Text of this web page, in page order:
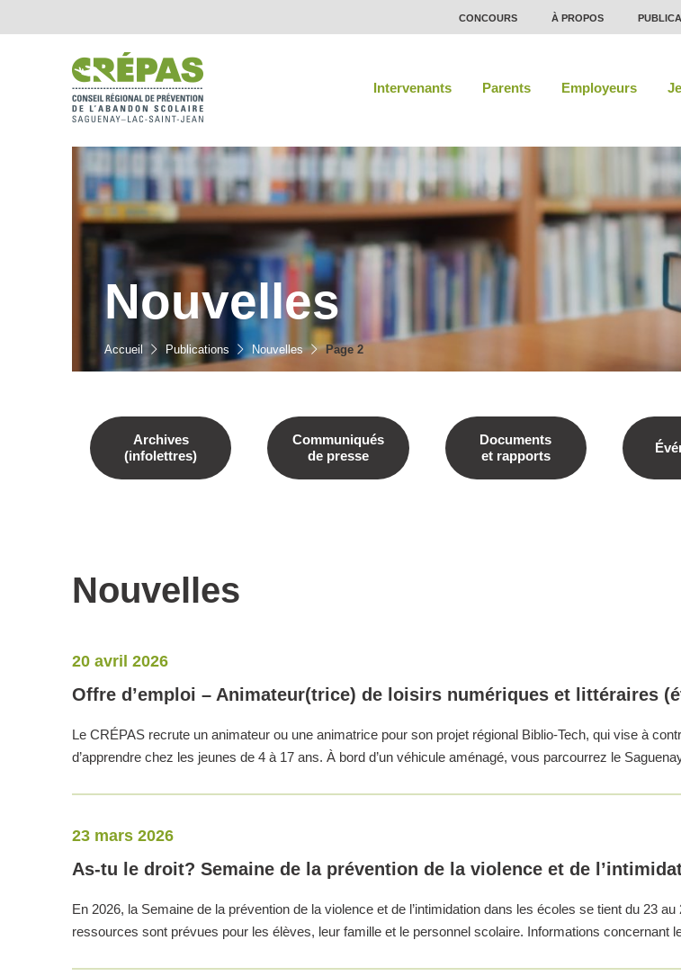
CONCOURS À PROPOS
Intervenants Parents Employeurs
Nouvelles
Accueil Publications Nouvelles Page 2
Archives
(infolettres)
Communiqués
de presse
Documents
et rapports
Nouvelles
20 avril 2026
Offre d’emploi – Animateur(trice) de loisirs numériques et littéraires
Le CRÉPAS recrute un animateur ou une animatrice pour son projet régional Biblio-Tech, qui vise à
d’apprendre chez les jeunes de 4 à 17 ans. À bord d’un véhicule aménagé, vous parcourrez le
23 mars 2026
As-tu le droit? Semaine de la prévention de la violence et de
En 2026, la Semaine de la prévention de la violence et de l’intimidation dans les écoles se tient du 23
ressources sont prévues pour les élèves, leur famille et le personnel scolaire. Informations concernant